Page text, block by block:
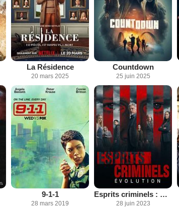
La Résidence
20 mars 2025
Countdown
25 juin 2025
9-1-1
28 mars 2019
Esprits criminels : Evolution
28 juin 2023